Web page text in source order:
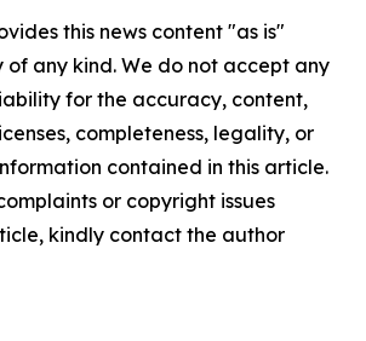
this news content "as is"
any kind. We do not accept any
for the accuracy, content,
completeness, legality, or
contained in this article.
or copyright issues
kindly contact the author